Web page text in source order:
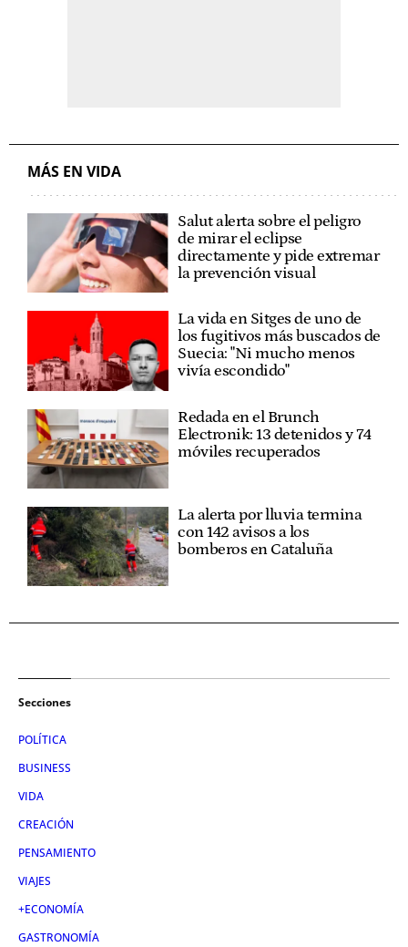
MÁS EN VIDA
Salut alerta sobre el peligro
de mirar el eclipse
directamente y pide extremar
la prevención visual
La vida en Sitges de uno de
los fugitivos más buscados de
Suecia: "Ni mucho menos
vivía escondido"
Redada en el Brunch
Electronik: 13 detenidos y 74
móviles recuperados
La alerta por lluvia termina
con 142 avisos a los
bomberos en Cataluña
Secciones
POLÍTICA
BUSINESS
VIDA
CREACIÓN
PENSAMIENTO
VIAJES
+ECONOMÍA
GASTRONOMÍA